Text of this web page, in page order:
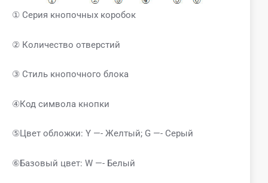
① Серия кнопочных коробок
② Количество отверстий
③ Стиль кнопочного блока
④Код символа кнопки
⑤Цвет обложки: Y —- Желтый; G —- Серый
⑥Базовый цвет: W —- Белый